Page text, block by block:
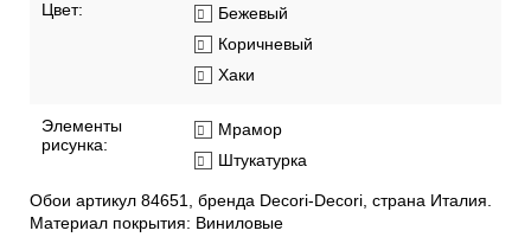
Цвет:
Бежевый
Коричневый
Хаки
Элементы
рисунка:
Мрамор
Штукатурка
Обои артикул 84651, бренда Decori-Decori, страна Италия.
Материал покрытия: Виниловые